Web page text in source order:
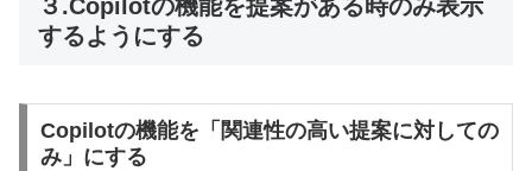
３.Copilotの機能を提案がある時のみ表示
するようにする
Copilotの機能を「関連性の高い提案に対しての
み」にする